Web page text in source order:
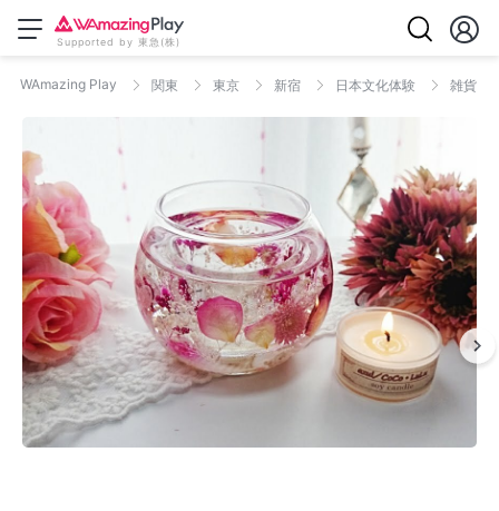
Supported by 東急(株)
WAmazing Play 関東 東京 新宿 日本文化体験 雑貨・